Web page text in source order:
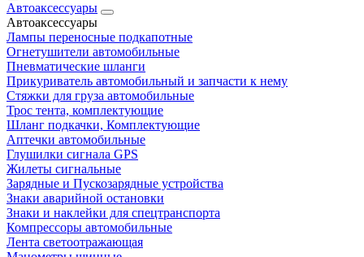
Автоаксессуары
Автоаксессуары
Лампы переносные подкапотные
Огнетушители автомобильные
Пневматические шланги
Прикуриватель автомобильный и запчасти к нему
Стяжки для груза автомобильные
Трос тента, комплектующие
Шланг подкачки, Комплектующие
Аптечки автомобильные
Глушилки сигнала GPS
Жилеты сигнальные
Зарядные и Пускозарядные устройства
Знаки аварийной остановки
Знаки и наклейки для спецтранспорта
Компрессоры автомобильные
Лента светоотражающая